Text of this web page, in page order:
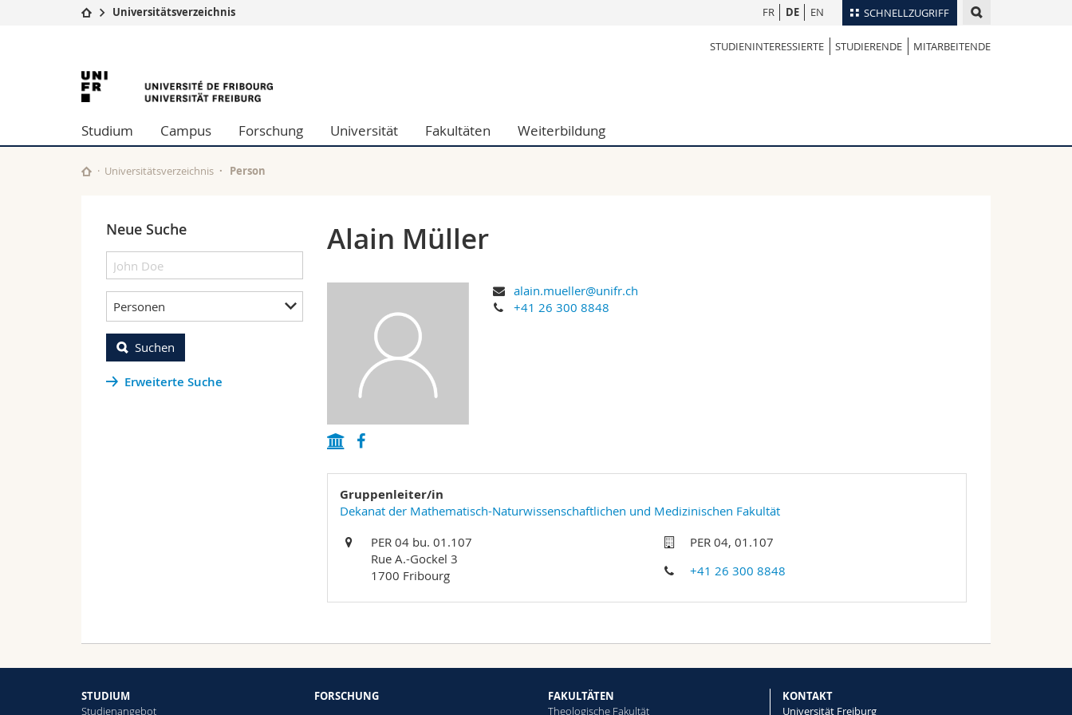
SCHNELLZUGRIFF
Studium
Campus
Universität
Weiterbildung
Theologische Fak.
Philosophische Fak.
Fak. für Erziehungs- und Bildungswissenschaften
Mitarbeitende
Personenverzeichnis
Vorlesungsverzeichnis
FR DE EN
Universitätsverzeichnis
STUDIENINTERESSIERTE STUDIERENDE MITARBEITENDE
University
of
Fribourg
Studium Campus Forschung Universität Fakultäten Weiterbildung
Universitätsverzeichnis Person
Neue Suche
Personen
Suchen
Erweiterte Suche
Alain Müller
alain.mueller@unifr.ch
+41 26 300 8848
Gruppenleiter/in
Dekanat der Mathematisch-Naturwissenschaftlichen und Medizinischen Fakultät
PER 04 bu. 01.107
Rue A.-Gockel 3
1700 Fribourg
PER 04, 01.107
+41 26 300 8848
STUDIUM
Studienangebot
FORSCHUNG
FAKULTÄTEN
Theologische Fakultät
KONTAKT
Universität Freiburg